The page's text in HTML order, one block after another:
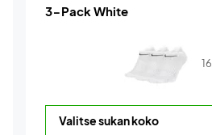
3-Pack White